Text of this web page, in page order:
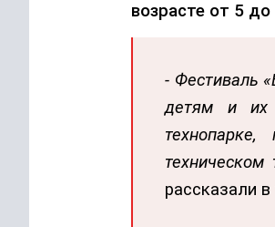
возрасте от 5
- Фестиваль
детям и их
техническом
рассказали в